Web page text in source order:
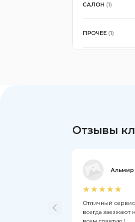
САЛОН (1)
ПРОЧЕЕ (1)
Отзывы
Альмир
Отличный
всегда заезжают